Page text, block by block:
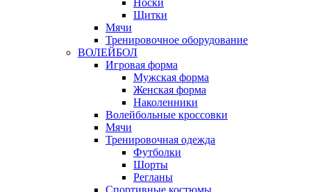
Носки
Щитки
Мячи
Тренировочное оборудование
ВОЛЕЙБОЛ
Игровая форма
Мужская форма
Женская форма
Наколенники
Волейбольные кроссовки
Мячи
Тренировочная одежда
Футболки
Шорты
Регланы